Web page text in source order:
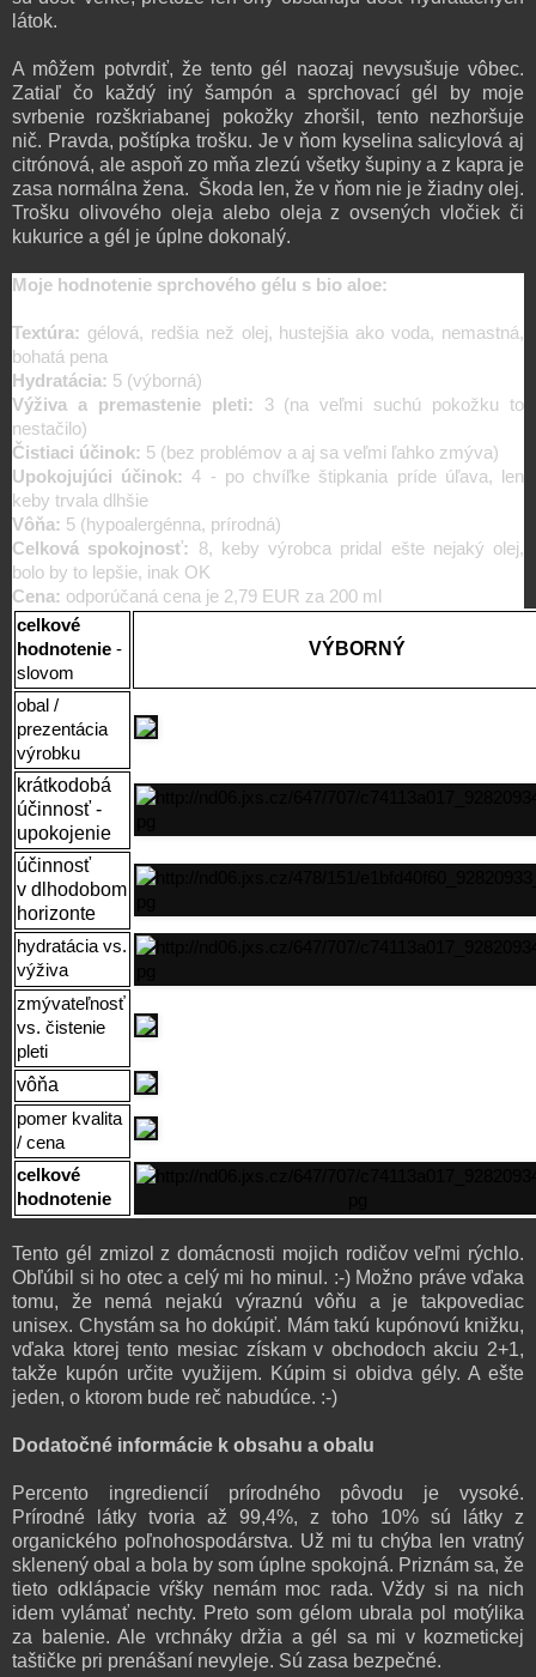
látok.
A môžem potvrdiť, že tento gél naozaj nevysušuje vôbec.
Zatiaľ čo každý iný šampón a sprchovací gél by moje
svrbenie rozškriabanej pokožky zhoršil, tento nezhoršuje
nič. Pravda, poštípka trošku. Je v ňom kyselina salicylová aj
citrónová, ale aspoň zo mňa zlezú všetky šupiny a z kapra je
zasa normálna žena. Škoda len, že v ňom nie je žiadny olej.
Trošku olivového oleja alebo oleja z ovsených vločiek či
kukurice a gél je úplne dokonalý.
Moje hodnotenie sprchového gélu s bio aloe:
Textúra: gélová, redšia než olej, hustejšia ako voda, nemastná,
bohatá pena
Hydratácia: 5 (výborná)
Výživa a premastenie pleti: 3 (na veľmi suchú pokožku to
nestačilo)
Čistiaci účinok: 5 (bez problémov a aj sa veľmi ľahko zmýva)
Upokojujúci účinok: 4 - po chvíľke štipkania príde úľava, len
keby trvala dlhšie
Vôňa: 5 (hypoalergénna, prírodná)
Celková spokojnosť: 8, keby výrobca pridal ešte nejaký olej,
bolo by to lepšie, inak OK
Cena: odporúčaná cena je 2,79 EUR za 200 ml
celkové
hodnotenie -
slovom
VÝBORNÝ
obal /
prezentácia
výrobku
krátkodobá
účinnosť -
upokojenie
účinnosť
v dlhodobom
horizonte
hydratácia vs.
výživa
zmývateľnosť
vs. čistenie
pleti
vôňa
pomer kvalita
/ cena
celkové
hodnotenie
Tento gél zmizol z domácnosti mojich rodičov veľmi rýchlo.
Obľúbil si ho otec a celý mi ho minul . :-) Možno práve vďaka
tomu, že nemá nejakú výraznú vôňu a je takpovediac
unisex. Chystám sa ho dokúpiť. Mám takú kupónovú knižku,
vďaka ktorej tento mesiac získam v obchodoch akciu 2+1,
takže kupón určite využijem. Kúpim si obidva gély. A ešte
jeden, o ktorom bude reč nabudúce. :-)
Dodatočné informácie k obsahu a obalu
Percento ingrediencií prírodného pôvodu je vysoké.
Prírodné látky tvoria až 99,4%, z toho 10% sú látky z
organického poľnohospodárstva. Už mi tu chýba len vratný
sklenený obal a bola by som úplne spokojná. Priznám sa, že
tieto odklápacie vŕšky nemám moc rada. Vždy si na nich
idem vylámať nechty. Preto som gélom ubrala pol motýlika
za balenie. Ale vrchnáky držia a gél sa mi v kozmetickej
taštičke pri prenášaní nevyleje. Sú zasa bezpečné.